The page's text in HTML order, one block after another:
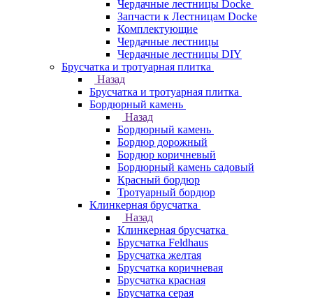
Чердачные лестницы Docke
Запчасти к Лестницам Docke
Комплектующие
Чердачные лестницы
Чердачные лестницы DIY
Брусчатка и тротуарная плитка
Назад
Брусчатка и тротуарная плитка
Бордюрный камень
Назад
Бордюрный камень
Бордюр дорожный
Бордюр коричневый
Бордюрный камень садовый
Красный бордюр
Тротуарный бордюр
Клинкерная брусчатка
Назад
Клинкерная брусчатка
Брусчатка Feldhaus
Брусчатка желтая
Брусчатка коричневая
Брусчатка красная
Брусчатка серая